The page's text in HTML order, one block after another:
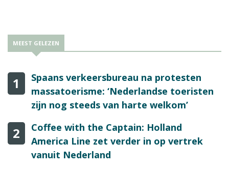
MEEST GELEZEN
1
Spaans verkeersbureau na protesten
massatoerisme: ‘Nederlandse toeristen
zijn nog steeds van harte welkom’
2
Coffee with the Captain: Holland
America Line zet verder in op vertrek
vanuit Nederland